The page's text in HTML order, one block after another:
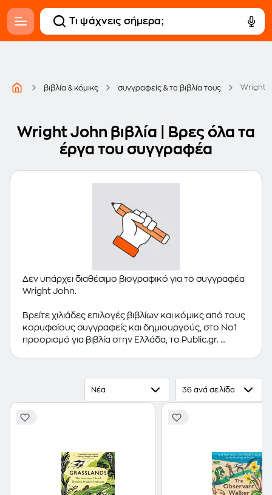
βιβλία & κόμικς συγγραφείς & τα βιβλία τους Wright
Wright John βιβλία | Βρες όλα τα
έργα του συγγραφέα
Δεν υπάρχει διαθέσιμο βιογραφικό για το συγγραφέα
Wright John.
Βρείτε χιλιάδες επιλογές βιβλίων και κόμικς από τους
κορυφαίους συγγραφείς και δημιουργούς, στο Νο1
προορισμό για βιβλία στην Ελλάδα, το Public.gr.
Ξενόγλωσσα Βιβλία,Κόμικς
Νέα 36 ανά σελίδα